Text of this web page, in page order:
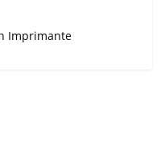
Imprimante